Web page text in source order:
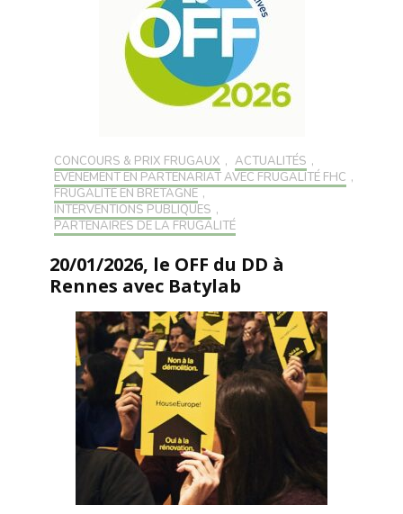
CONCOURS & PRIX FRUGAUX , ACTUALITÉS ,
EVÉNEMENT EN PARTENARIAT AVEC FRUGALITÉ FHC ,
FRUGALITÉ EN BRETAGNE ,
INTERVENTIONS PUBLIQUES ,
PARTENAIRES DE LA FRUGALITÉ
20/01/2026, le OFF du DD à
Rennes avec Batylab